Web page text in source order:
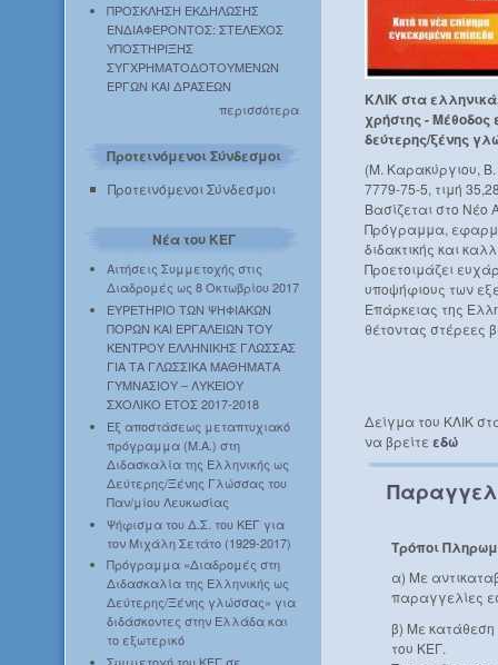
ΠΡΟΣΚΛΗΣΗ ΕΚΔΗΛΩΣΗΣ
ΕΝΔΙΑΦΕΡΟΝΤΟΣ: ΣΤΕΛΕΧΟΣ
ΥΠΟΣΤΗΡΙΞΗΣ
ΣΥΓΧΡΗΜΑΤΟΔΟΤΟΥΜΕΝΩΝ
ΕΡΓΩΝ ΚΑΙ ΔΡΑΣΕΩΝ
περισσότερα
Προτεινόμενοι Σύνδεσμοι
Προτεινόμενοι Σύνδεσμοι
Νέα του ΚΕΓ
Αιτήσεις Συμμετοχής στις
Διαδρομές ως 8 Οκτωβρίου 2017
ΕΥΡΕΤΗΡΙΟ ΤΩΝ ΨΗΦΙΑΚΩΝ
ΠΟΡΩΝ ΚΑΙ ΕΡΓΑΛΕΙΩΝ ΤΟΥ
ΚΕΝΤΡΟΥ ΕΛΛΗΝΙΚΗΣ ΓΛΩΣΣΑΣ
ΓΙΑ ΤΑ ΓΛΩΣΣΙΚΑ ΜΑΘΗΜΑΤΑ
ΓΥΜΝΑΣΙΟΥ – ΛΥΚΕΙΟΥ
ΣΧΟΛΙΚΟ ΕΤΟΣ 2017-2018
Εξ αποστάσεως μεταπτυχιακό
πρόγραμμα (Μ.Α.) στη
Διδασκαλία της Ελληνικής ως
Δεύτερης/Ξένης Γλώσσας του
Παν/μίου Λευκωσίας
Ψήφισμα του Δ.Σ. του ΚΕΓ για
τον Μιχάλη Σετάτο (1929-2017)
Πρόγραμμα «Διαδρομές στη
Διδασκαλία της Ελληνικής ως
Δεύτερης/Ξένης γλώσσας» για
διδάσκοντες στην Ελλάδα και
το εξωτερικό
ΚΛΙΚ στα
χρήστης -Μέθοδος
δεύτερης/ξένης
(Μ. Καρακύργιου, Β.
7779-75-5, τιμή
Βασίζεται στο Νέο
Πρόγραμμα,
διδακτικής και
Προετοιμάζει
υποψήφιους των
Επάρκειας της
θέτοντας στέρεες
Δείγμα του ΚΛΙΚ
να βρείτε εδώ
Τρόποι
α) Με
παραγγελίες
β) Με κατάθεση
του ΚΕΓ.